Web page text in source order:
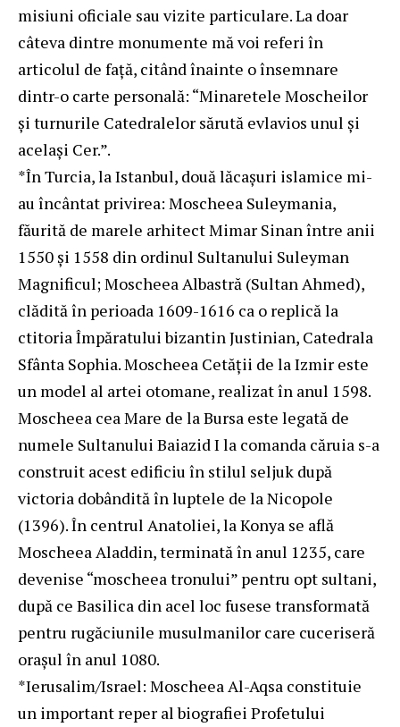
misiuni oficiale sau vizite particulare. La doar
câteva dintre monumente mă voi referi în
articolul de faţă, citând înainte o însemnare
dintr-o carte personală: “Minaretele Moscheilor
şi turnurile Catedralelor sărută evlavios unul şi
acelaşi Cer.”.
*În Turcia, la Istanbul, două lăcaşuri islamice mi-
au încântat privirea: Moscheea Suleymania,
făurită de marele arhitect Mimar Sinan între anii
1550 şi 1558 din ordinul Sultanului Suleyman
Magnificul; Moscheea Albastră (Sultan Ahmed),
clădită în perioada 1609-1616 ca o replică la
ctitoria Împăratului bizantin Justinian, Catedrala
Sfânta Sophia. Moscheea Cetăţii de la Izmir este
un model al artei otomane, realizat în anul 1598.
Moscheea cea Mare de la Bursa este legată de
numele Sultanului Baiazid I la comanda căruia s-a
construit acest edificiu în stilul seljuk după
victoria dobândită în luptele de la Nicopole
(1396). În centrul Anatoliei, la Konya se află
Moscheea Aladdin, terminată în anul 1235, care
devenise “moscheea tronului” pentru opt sultani,
după ce Basilica din acel loc fusese transformată
pentru rugăciunile musulmanilor care cuceriseră
oraşul în anul 1080.
*Ierusalim/Israel: Moscheea Al-Aqsa constituie
un important reper al biografiei Profetului